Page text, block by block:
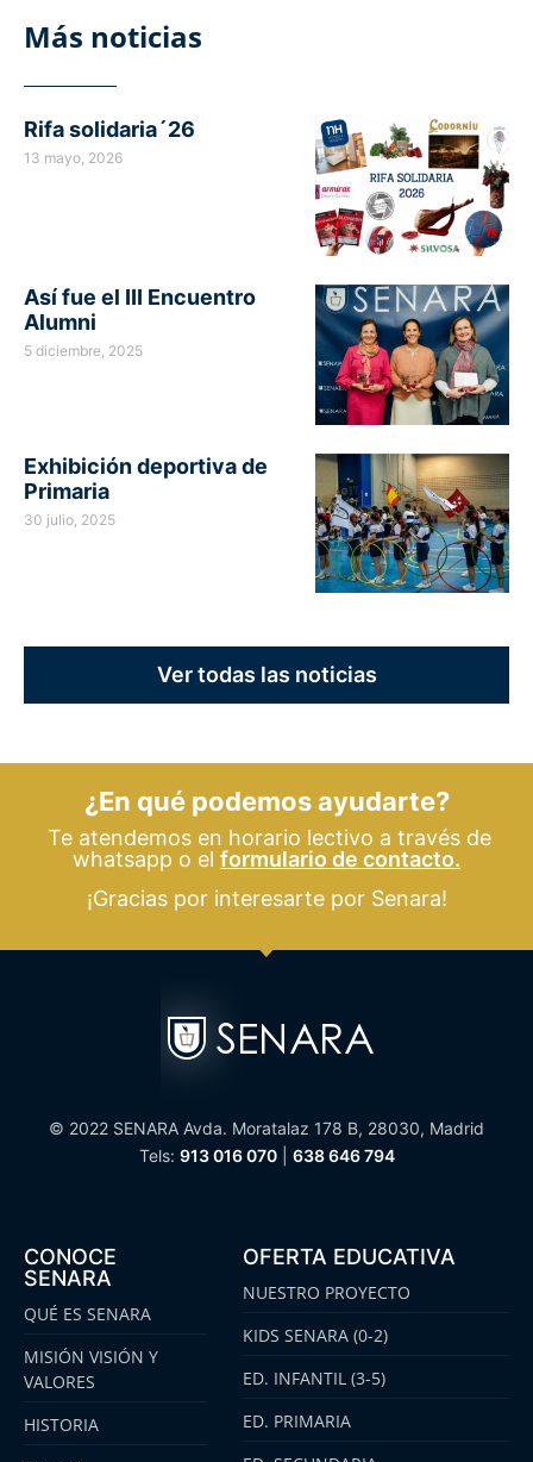
Más noticias
Rifa solidaria´26
13 mayo, 2026
Así fue el III Encuentro
Alumni
5 diciembre, 2025
Exhibición deportiva de
Primaria
30 julio, 2025
Ver todas las noticias
¿En qué podemos ayudarte?
Te atendemos en horario lectivo a través de
whatsapp o el formulario de contacto.
¡Gracias por interesarte por Senara!
© 2022 SENARA Avda. Moratalaz 178 B, 28030, Madrid
Tels: 913 016 070| 638 646 794
CONOCE
SENARA
QUÉ ES SENARA
MISIÓN VISIÓN Y
VALORES
HISTORIA
OFERTA EDUCATIVA
NUESTRO PROYECTO
KIDS SENARA (0-2)
ED. INFANTIL (3-5)
ED. PRIMARIA